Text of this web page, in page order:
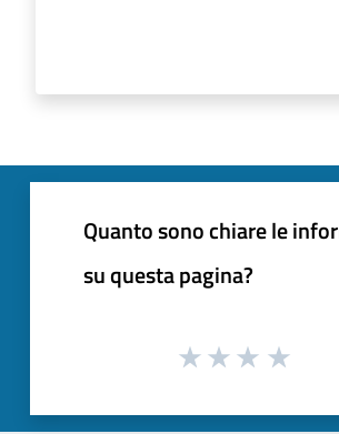
Quanto sono chiare le
su questa pagina?